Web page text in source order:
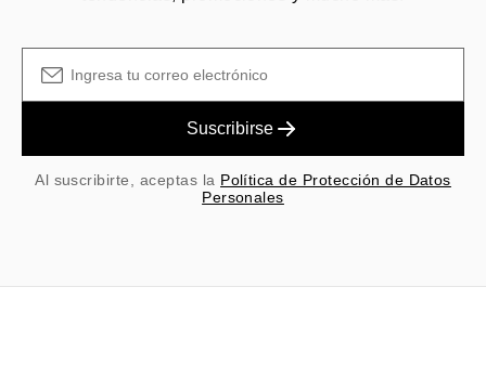
Suscribirse
Al suscribirte, aceptas la Política de Protección de Datos
Personales